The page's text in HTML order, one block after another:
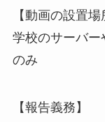
【動画の設置場
学校のサーバ
のみ
【報告義務】